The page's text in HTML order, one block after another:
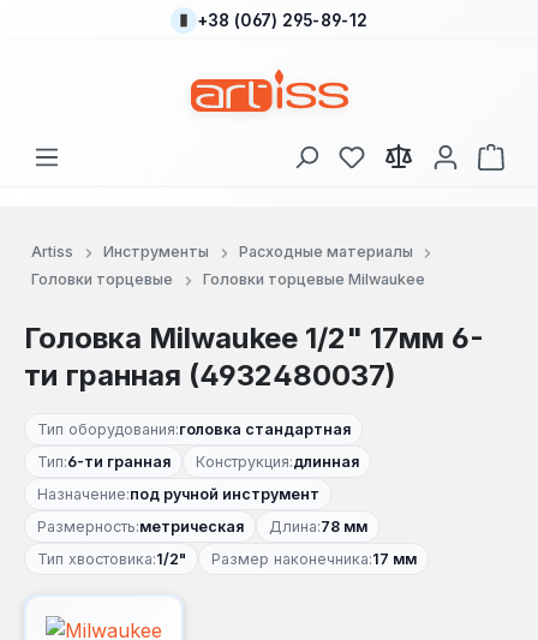
Перейти к основному содержанию
+38 (067) 295-89-12
У вас есть товары
В
Artiss Инструменты
Расходные материалы
Головки торцевые
Головки торцевые Milwaukee
Головка Milwaukee 1/2" 17мм 6-
ти гранная (4932480037)
Тип оборудования:головка стандартная
Тип:6-ти гранная Конструкция:длинная
Назначение:под ручной инструмент
Размерность:метрическая Длина:78 мм
Тип хвостовика:1/2" Размер наконечника:17 мм